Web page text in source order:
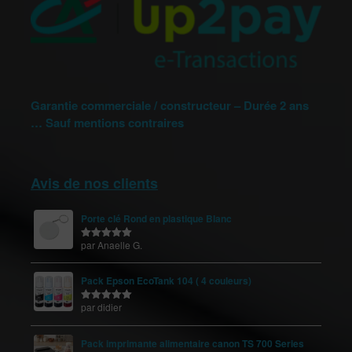
Garantie commerciale / constructeur – Durée 2 ans
… Sauf mentions contraires
Avis de nos clients
Porte clé Rond en plastique Blanc
Note5sur
par Anaelle G.
Pack Epson EcoTank 104 ( 4 couleurs)
Note 5sur
par didier
Pack imprimante alimentaire canon TS 700 Series